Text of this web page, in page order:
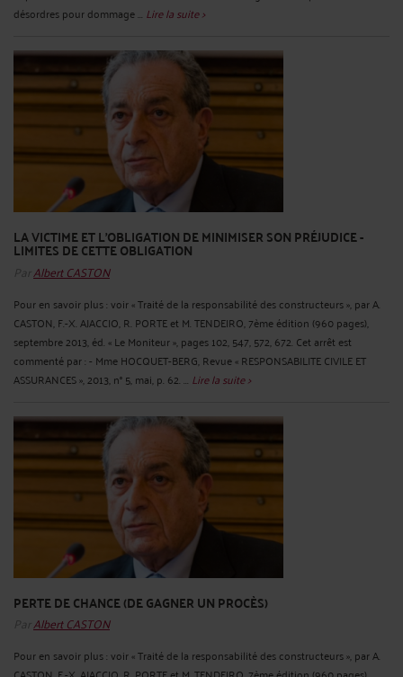
désordres pour dommage ... Lire la suite >
LA VICTIME ET L'OBLIGATION DE MINIMISER SON PRÉJUDICE -
LIMITES DE CETTE OBLIGATION
ParAlbert CASTON
Pour en savoir plus : voir « Traité de la responsabilité des constructeurs », par A.
CASTON, F.-X. AJACCIO, R. PORTE et M. TENDEIRO, 7ème édition (960 pages),
septembre 2013, éd. « Le Moniteur », pages 102, 547, 572, 672. Cet arrêt est
commenté par : - Mme HOCQUET-BERG, Revue « RESPONSABILITE CIVILE ET
ASSURANCES », 2013, n° 5, mai, p. 62. ... Lire la suite >
PERTE DE CHANCE (DE GAGNER UN PROCÈS)
ParAlbert CASTON
Pour en savoir plus : voir « Traité de la responsabilité des constructeurs », par A.